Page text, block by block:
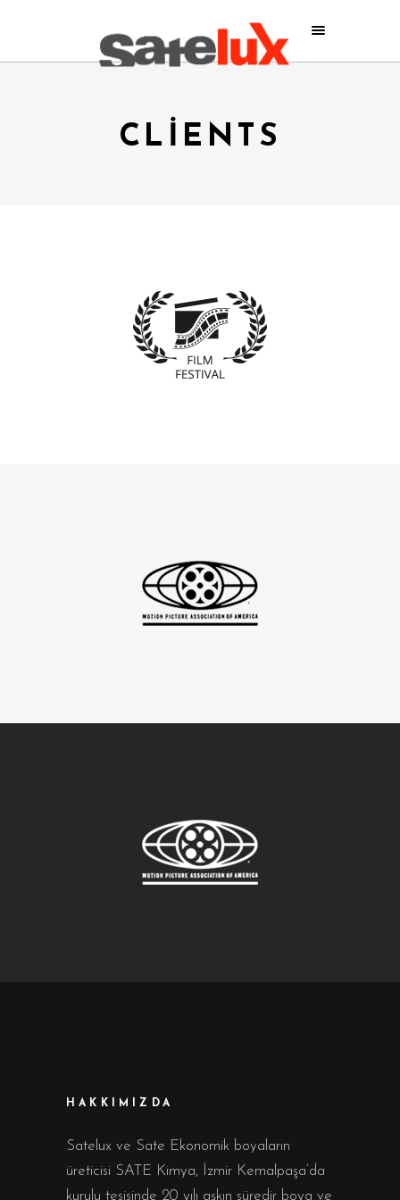
CLIENTS
HAKKIMIZDA
Satelux ve Sate Ekonomik boyaların
üreticisi SATE Kimya, İzmir Kemalpaşa’da
kurulu tesisinde 20 yılı aşkın süredir boya ve